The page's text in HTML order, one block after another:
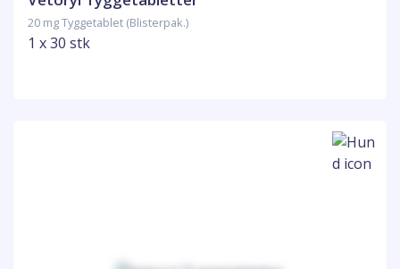
20 mg Tyggetablet (Blisterpak.)
1 x 30 stk